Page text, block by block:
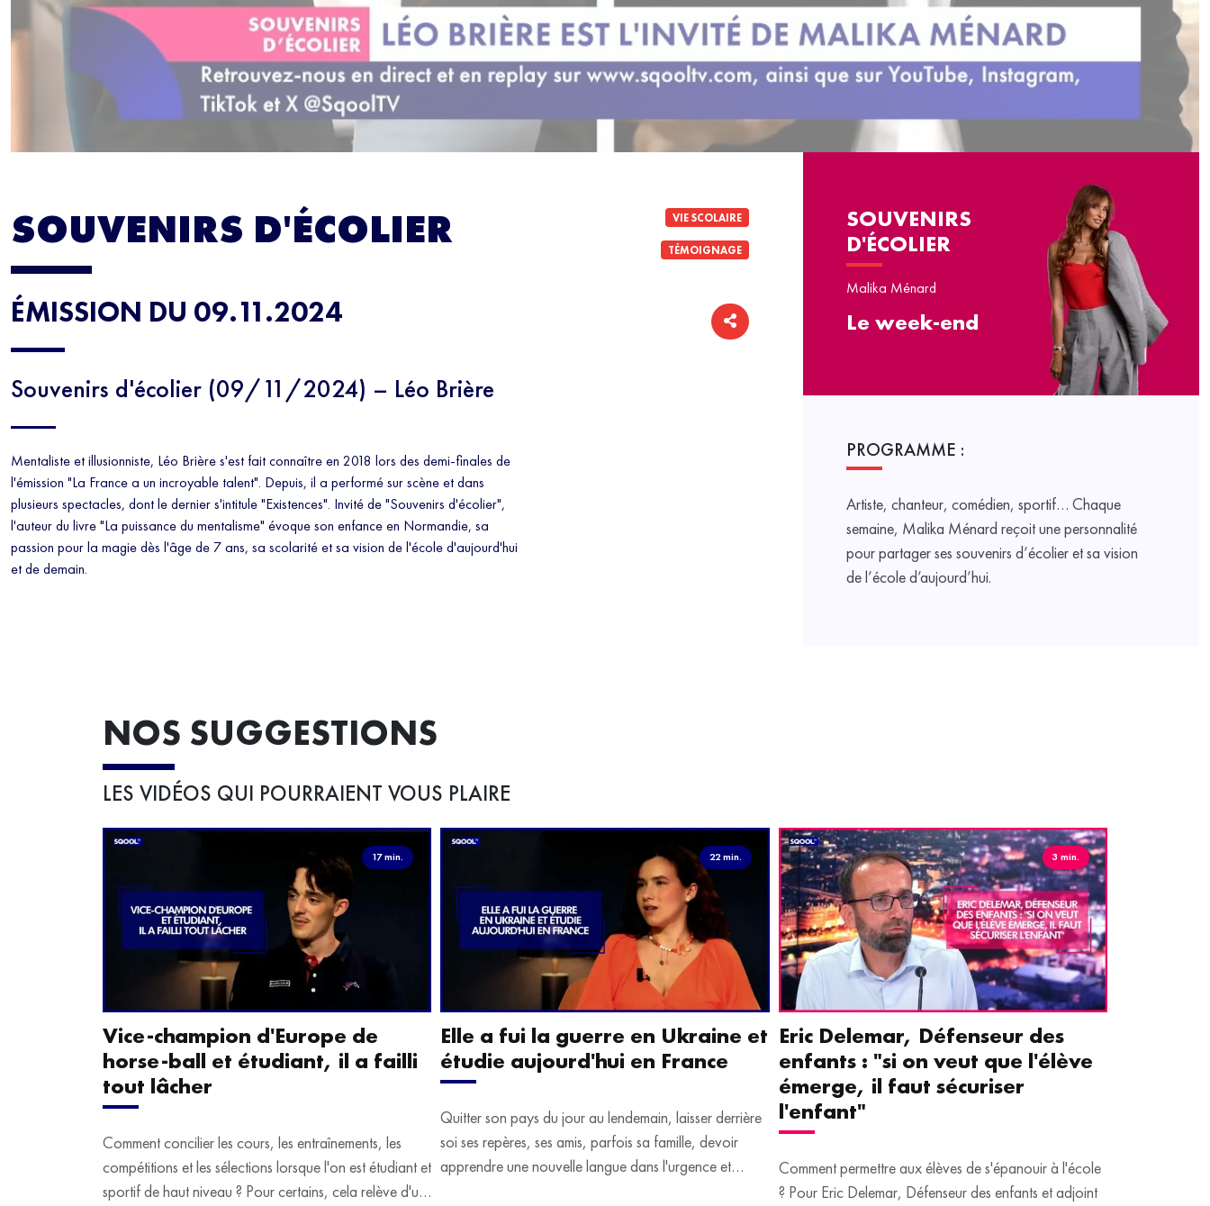
SOUVENIRS D'ÉCOLIER
ÉMISSION DU 09.11.2024
Souvenirs d'écolier (09/11/2024) – Léo Brière
Mentaliste et illusionniste, Léo Brière s'est fait connaître en 2018 lors des demi-finales de
l'émission "La France a un incroyable talent". Depuis, il a performé sur scène et dans
plusieurs spectacles, dont le dernier s'intitule "Existences". Invité de "Souvenirs d'écolier",
l'auteur du livre "La puissance du mentalisme" évoque son enfance en Normandie, sa
passion pour la magie dès l'âge de 7 ans, sa scolarité et sa vision de l'école d'aujourd'hui
et de demain.
VIE SCOLAIRE
TÉMOIGNAGE
SOUVENIRS
D'ÉCOLIER
Malika Ménard
Le week-end
PROGRAMME :
Artiste, chanteur, comédien, sportif… Chaque
semaine, Malika Ménard reçoit une personnalité
pour partager ses souvenirs d’écolier et sa vision
de l’école d’aujourd’hui.
NOS SUGGESTIONS
LES VIDÉOS QUI POURRAIENT VOUS PLAIRE
17 min.
Vice-champion d'Europe de
horse-ball et étudiant, il a failli
tout lâcher
Comment concilier les cours, les entraînements, les
compétitions et les sélections lorsque l'on est étudiant et
sportif de haut niveau ? Pour certains, cela relève d'un
22 min.
Elle a fui la guerre en Ukraine et
étudie aujourd'hui en France
Quitter son pays du jour au lendemain, laisser derrière
soi ses repères, ses amis, parfois sa famille, devoir
apprendre une nouvelle langue dans l'urgence et
3 min.
Eric Delemar, Défenseur des
enfants : "si on veut que l'élève
émerge, il faut sécuriser
l'enfant"
Comment permettre aux élèves de s'épanouir à l'école
? Pour Eric Delemar, Défenseur des enfants et adjoint